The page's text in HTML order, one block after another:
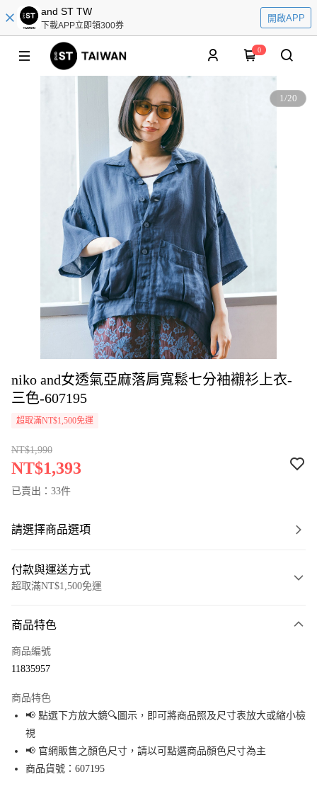
and ST TW
下載APP立即領300券
開啟APP
0
1/20
niko and女透氣亞麻落肩寬鬆七分袖襯衫上衣-
三色-607195
超取滿NT$1,500免運
NT$1,990
NT$1,393
已賣出：33件
請選擇商品選項
付款與運送方式
超取滿NT$1,500免運
信用卡一次付款
Apple Pay
街口支付
悠遊付
商品特色
商品編號
11835957
商品特色
📢 點選下方放大鏡🔍圖示，即可將商品照及尺寸表放大或縮小檢
視
📢 官網販售之顏色尺寸，請以可點選商品顏色尺寸為主
商品貨號：607195